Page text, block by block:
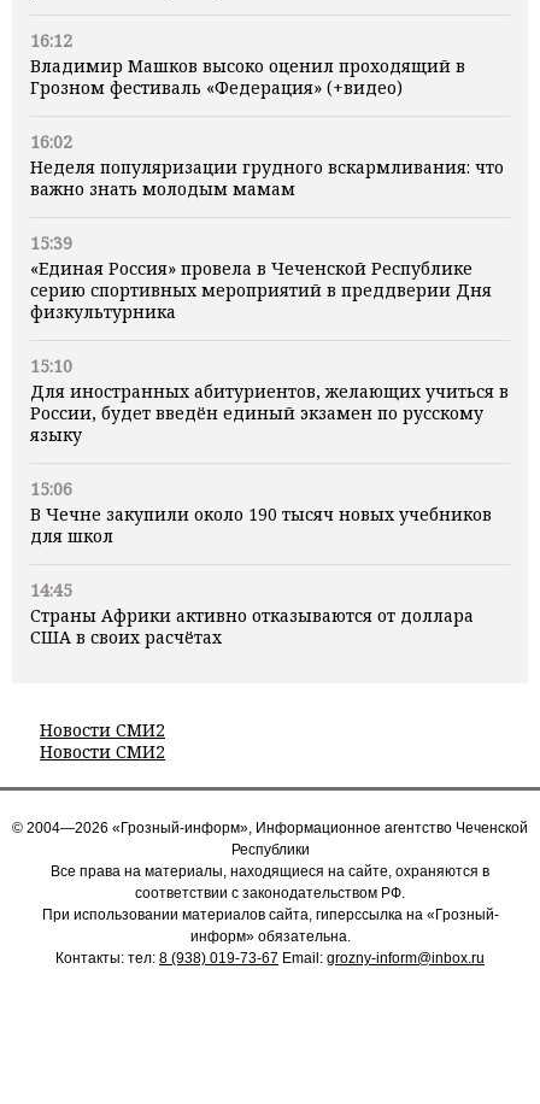
16:12
Владимир Машков высоко оценил проходящий в
Грозном фестиваль «Федерация» (+видео)
16:02
Неделя популяризации грудного вскармливания: что
важно знать молодым мамам
15:39
«Единая Россия» провела в Чеченской Республике
серию спортивных мероприятий в преддверии Дня
физкультурника
15:10
Для иностранных абитуриентов, желающих учиться в
России, будет введён единый экзамен по русскому
языку
15:06
В Чечне закупили около 190 тысяч новых учебников
для школ
14:45
Страны Африки активно отказываются от доллара
США в своих расчётах
Новости СМИ2
Новости СМИ2
© 2004—2026 «Грозный-информ», Информационное агентство Чеченской
Республики
Все права на материалы, находящиеся на сайте, охраняются в
соответствии с законодательством РФ.
При использовании материалов сайта, гиперссылка на «Грозный-
информ» обязательна.
Контакты: тел: 8 (938) 019-73-67 Email: grozny-inform@inbox.ru